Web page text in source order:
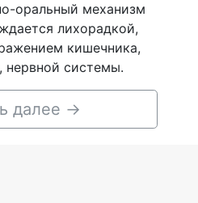
оральный механизм
лихорадкой,
кишечника,
нервной системы.
далее →